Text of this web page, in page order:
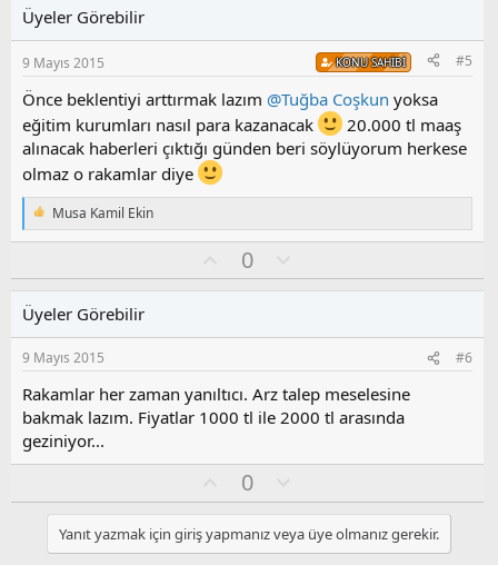
s
u
z
o
y
l
Üyeler Görebilir
9 Mayıs 2015 KONU SAHIBI #5
Önce beklentiyi arttırmak lazım @Tuğba Coşkun yoksa
eğitim kurumları nasıl para kazanacak
20.000 tl maaş
alınacak haberleri çıktığı günden beri söylüyorum herkese
olmaz o rakamlar diye
T
e
i
l
e
r
Musa Kamil Ekin
y
0
l
s
u
z
o
l
Üyeler Görebilir
9 Mayıs 2015 #6
Rakamlar her zaman yanıltıcı. Arz talep meselesine
bakmak lazım. Fiyatlar 1000 tl ile 2000 tl arasında
geziniyor...
y
l
a
0
l
u
m
Yanıt yazmak için giriş yapmanız veya üye olmanız gerekir.